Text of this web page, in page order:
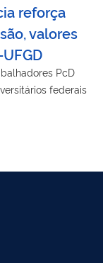
reforça
valores
PcD
federais